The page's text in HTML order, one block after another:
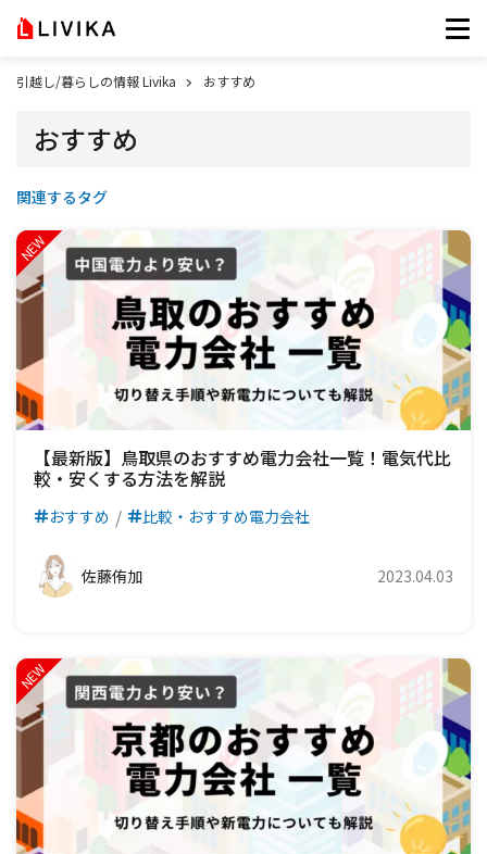
引越し/暮らしの情報 Livika おすすめ
おすすめ
関連するタグ
【最新版】鳥取県のおすすめ電力会社一覧！電気代比
較・安くする方法を解説
おすすめ 比較・おすすめ電力会社
佐藤侑加 2023.04.03